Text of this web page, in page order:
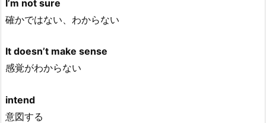
I’m not sure
確かではない、わからない
It doesn’t make sense
感覚がわからない
intend
意図する